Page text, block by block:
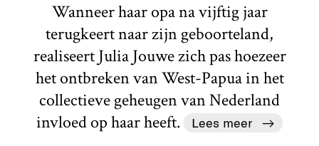
Wanneer haar opa na vijftig jaar
terugkeert naar zijn geboorteland,
realiseert Julia Jouwe zich pas hoezeer
het ontbreken van West-Papua in het
collectieve geheugen van Nederland
invloed op haar heeft.
Lees meer